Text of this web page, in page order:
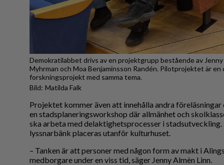
Demokratilabbet drivs av en projektgrupp bestående av
Myhrman och Moa Benjaminsson Randén. Pilotprojektet är
forskningsprojekt med samma tema.
Matilda Falk
Projektet kommer även att innehålla andra föreläsningar
en stadsplaneringsworkshop där allmänhet och
ska arbeta med delaktighetsprocesser i stadsutveckling.
lyssnarbänk placeras utanför kulturhuset.
– Tanken är att personer med någon form av makt i
medborgare under en viss tid, säger Jenny Almèn Linn.